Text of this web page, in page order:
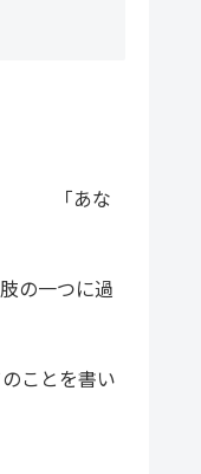
な
の一つに過
ことを書い